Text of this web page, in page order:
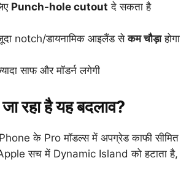
Punch-hole cutout दे सकता है
notch/डायनामिक आइलैंड सेकम चौड़ाहोगा
साफ और मॉडर्न लगेगी
जा रहा है यह बदलाव?
के Pro मॉडल्स में अपग्रेड काफी सीमित
सच में Dynamic Island को हटाता है,